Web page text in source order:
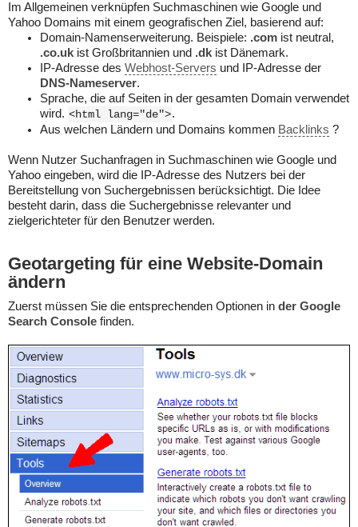
Im Allgemeinen verknüpfen Suchmaschinen wie Google und
Yahoo Domains mit einem geografischen Ziel, basierend auf:
Domain-Namenserweiterung. Beispiele: .com ist neutral,
.co.uk ist Großbritannien und .dk ist Dänemark.
IP-Adresse des Webhost-Servers und IP-Adresse der
DNS-Nameserver.
Sprache, die auf Seiten in der gesamten Domain verwendet
wird. <html lang="de">.
Aus welchen Ländern und Domains kommen Backlinks ?
Wenn Nutzer Suchanfragen in Suchmaschinen wie Google und
Yahoo eingeben, wird die IP-Adresse des Nutzers bei der
Bereitstellung von Suchergebnissen berücksichtigt. Die Idee
besteht darin, dass die Suchergebnisse relevanter und
zielgerichteter für den Benutzer werden.
Geotargeting für eine Website-Domain
ändern
Zuerst müssen Sie die entsprechenden Optionen in der Google
Search Console finden.